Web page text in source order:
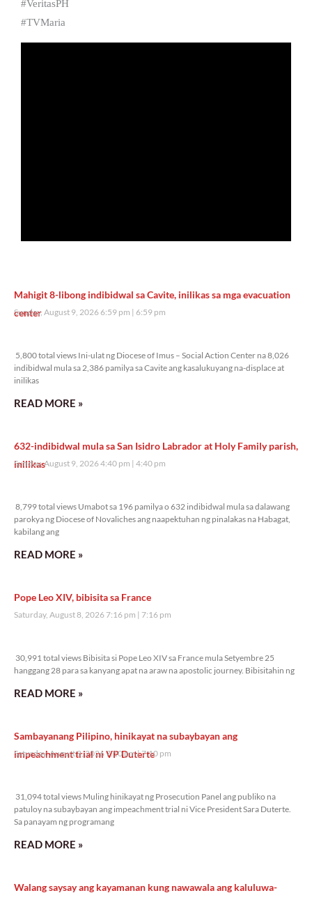
#VeritasPH
#TVMaria
Mahigit 8-libong indibidwal sa Cavite, inilikas sa mga evacuation
center
Sunday, August 9, 2026 6:59 pm 6:59 pm
5,800 total views Ini-ulat ng Diocese of Imus – Social Action Center na 8,026
indibidwal mula sa 2,386 pamilya sa Cavite ang kasalukuyang na-displace at
inilikas
READ MORE »
632-indibidwal mula sa San Isidro Labrador at Holy Family parish,
inilikas
Sunday, August 9, 2026 4:40 pm 4:40 pm
8,799 total views Umabot sa 196 pamilya o 632 indibidwal mula sa dalawang
parokya ng Diocese of Novaliches ang naapektuhan ng pinalakas na Habagat,
kabilang ang
READ MORE »
Pope Leo XIV, bibisita sa France
Saturday, August 8, 2026 7:16 pm 7:16 pm
30,991 total views Bibisita si Pope Leo XIV sa France mula Setyembre 25
hanggang 28 para sa kanyang apat na araw na apostolic journey. Bibisitahin ng
READ MORE »
Sambayanang Pilipino, hinikayat na subaybayan ang
impeachment trial ni VP Duterte
Saturday, August 8, 2026 7:10 pm 7:10 pm
31,094 total views Muling hinikayat ng Prosecution Panel ang publiko na
patuloy na subaybayan ang impeachment trial ni Vice President Sara Duterte.
Sa panayam ng programang
READ MORE »
Walang saysay ang kayamanan kung nawawala ang kaluluwa-